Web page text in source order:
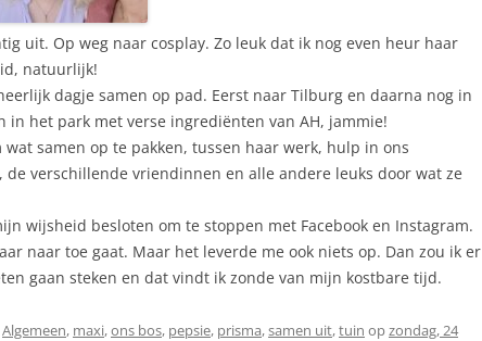
uit. Op weg naar cosplay. Zo leuk dat ik nog even heur haar
natuurlijk!
dagje samen op pad. Eerst naar Tilburg en daarna nog in
in het park met verse ingrediënten van AH, jammie!
samen op te pakken, tussen haar werk, hulp in ons
verschillende vriendinnen en alle andere leuks door wat ze
wijsheid besloten om te stoppen met Facebook en Instagram.
naar toe gaat. Maar het leverde me ook niets op. Dan zou ik er
gaan steken en dat vindt ik zonde van mijn kostbare tijd.
Algemeen, maxi,ons bos, pepsie, prisma,samen uit,tuin opzondag, 24